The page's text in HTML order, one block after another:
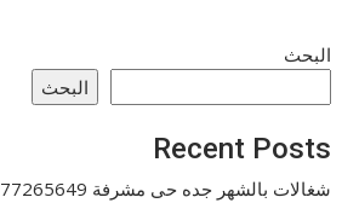
البحث
البحث
Recent Posts
شغالات بالشهر جده حى مشرفة 0577265649